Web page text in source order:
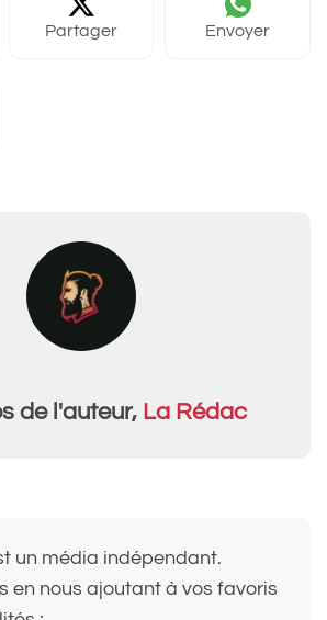
Partager Envoyer
de l'auteur, La Rédac
un média indépendant.
en nous ajoutant à vos favoris